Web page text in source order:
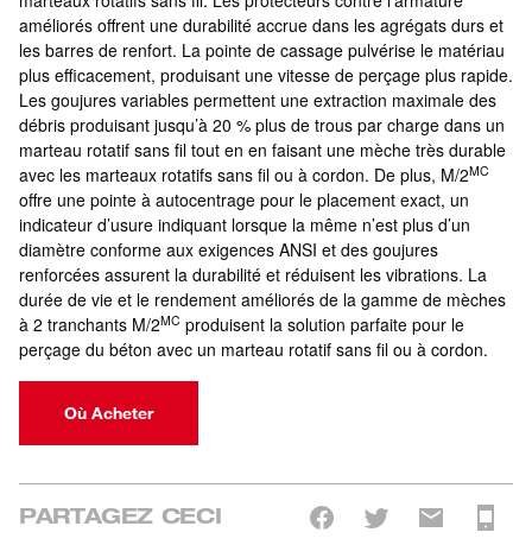
améliorés offrent une durabilité accrue dans les agrégats durs et
les barres de renfort. La pointe de cassage pulvérise le matériau
plus efficacement, produisant une vitesse de perçage plus rapide.
Les goujures variables permettent une extraction maximale des
débris produisant jusqu’à 20 % plus de trous par charge dans un
marteau rotatif sans fil tout en en faisant une mèche très durable
avec les marteaux rotatifs sans fil ou à cordon. De plus, M/2MC
offre une pointe à autocentrage pour le placement exact, un
indicateur d’usure indiquant lorsque la même n’est plus d’un
diamètre conforme aux exigences ANSI et des goujures
renforcées assurent la durabilité et réduisent les vibrations. La
durée de vie et le rendement améliorés de la gamme de mèches
à 2 tranchants M/2MC produisent la solution parfaite pour le
perçage du béton avec un marteau rotatif sans fil ou à cordon.
Où Acheter
PARTAGEZ CECI